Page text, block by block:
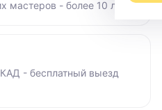
мастеров - более 10 лет
- бесплатный выезд